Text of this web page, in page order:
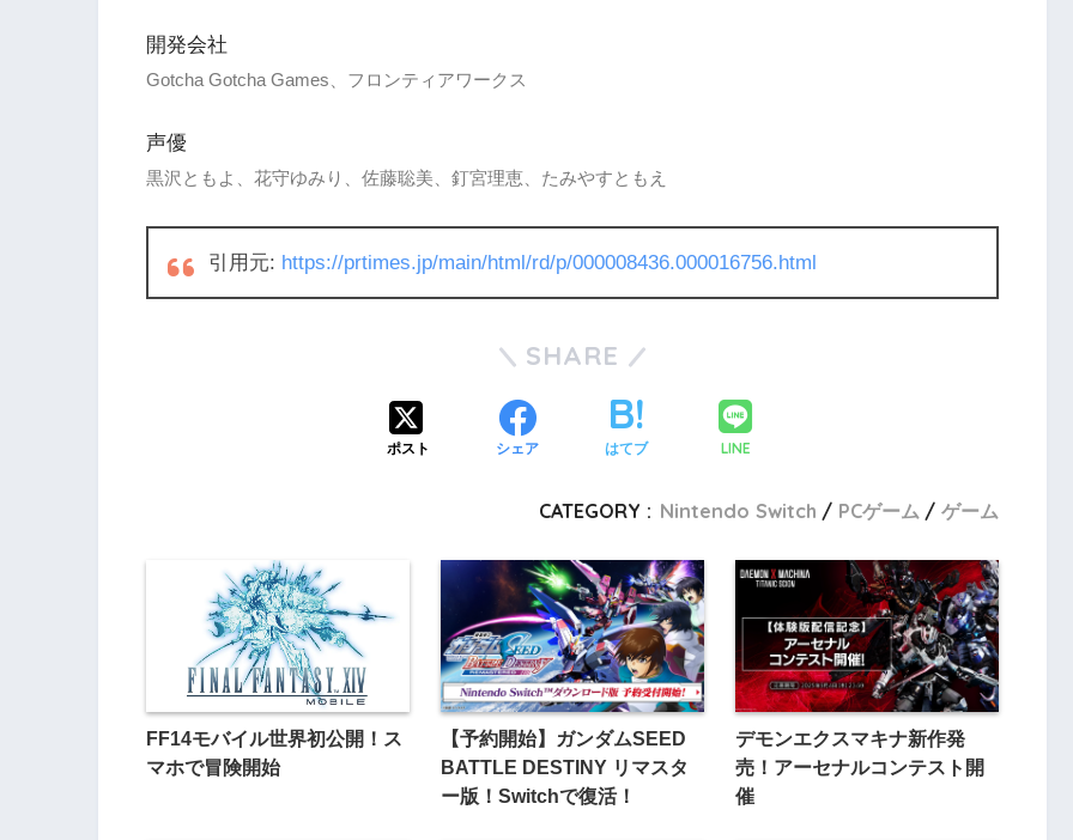
開発会社
Gotcha Gotcha Games、フロンティアワークス
声優
黒沢ともよ、花守ゆみり、佐藤聡美、釘宮理恵、たみやすともえ
引用元: https://prtimes.jp/main/html/rd/p/000008436.000016756.html
SHARE
ポスト シェア はてブ LINE
CATEGORY : Nintendo Switch PCゲーム ゲーム
FF14モバイル世界初公開！ス
マホで冒険開始
【予約開始】ガンダムSEED
BATTLE DESTINY リマスタ
ー版！Switchで復活！
デモンエクスマキナ新作発
売！アーセナルコンテスト開
催